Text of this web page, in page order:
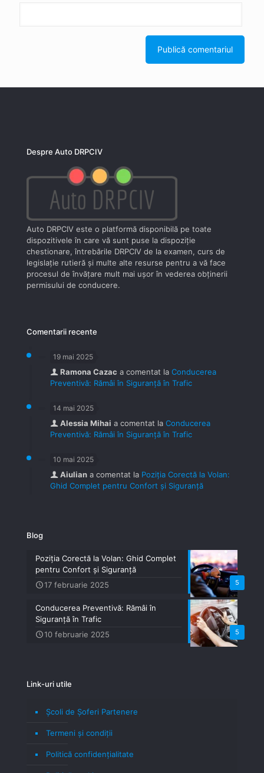
Despre Auto DRPCIV
Auto DRPCIV este o platformă disponibilă pe toate
dispozitivele în care vă sunt puse la dispoziţie
chestionare, întrebările DRPCIV de la examen, curs de
legislaţie rutieră şi multe alte resurse pentru a vă face
procesul de învăţare mult mai uşor în vederea obţinerii
permisului de conducere.
Comentarii recente
19 mai 2025
Ramona Cazac a comentat la Conducerea
Preventivă: Rămâi în Siguranță în Trafic
14 mai 2025
Alessia Mihai a comentat la Conducerea
Preventivă: Rămâi în Siguranță în Trafic
10 mai 2025
Aiulian a comentat la Poziția Corectă la Volan:
Ghid Complet pentru Confort și Siguranță
Blog
5
Poziția Corectă la Volan: Ghid Complet
pentru Confort și Siguranță
17 februarie 2025
5
Conducerea Preventivă: Rămâi în
Siguranță în Trafic
10 februarie 2025
Link-uri utile
Școli de Șoferi Partenere
Termeni şi condiţii
Politică confidenţialitate